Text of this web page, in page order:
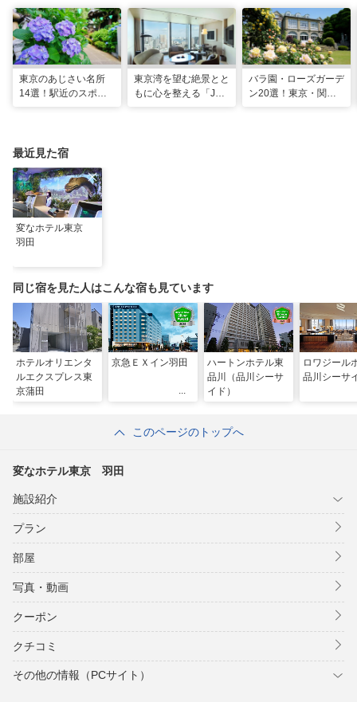
東京のあじさい名所
14選！駅近のスポッ
東京湾を望む絶景とと
もに心を整える「JW
バラ園・ローズガーデ
ン20選！東京・関東
最近見た宿
変なホテル東京
羽田
同じ宿を見た人はこんな宿も見ています
ホテルオリエンタ
ルエクスプレス東
京蒲田
京急ＥＸイン羽田
ハートンホテル東
品川（品川シーサ
イド）
ロワジール
品川シーサ
このページのトップへ
変なホテル東京 羽田
施設紹介
プラン
部屋
写真・動画
クーポン
クチコミ
その他の情報（PCサイト）